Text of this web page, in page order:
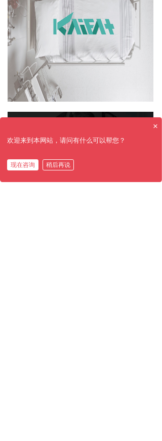
×
欢迎来到本网站，请问有什么可以帮您？
现在咨询 稍后再说